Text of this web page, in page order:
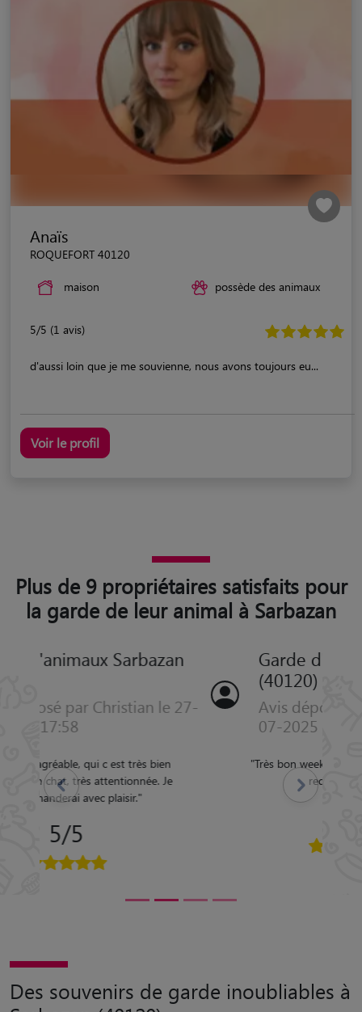
Anaïs
ROQUEFORT 40120
maison possède des animaux
5/5 (1 avis)
d'aussi loin que je me souvienne, nous avons toujours eu...
Voir le profil
Plus de 9 propriétaires satisfaits pour
la garde de leur animal à Sarbazan
Garde d'animaux Sarbazan
Avis déposé par Stephane le 05-
"Très bon week-end pour Gibson. Rien à
redire, ? parfait.
Précédent Suivant
Des souvenirs de garde inoubliables à
Sarbazan (40120)